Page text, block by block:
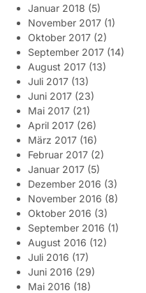
Januar 2018 (5)
November 2017 (1)
Oktober 2017 (2)
September 2017 (14)
August 2017 (13)
Juli 2017 (13)
Juni 2017 (23)
Mai 2017 (21)
April 2017 (26)
März 2017 (16)
Februar 2017 (2)
Januar 2017 (5)
Dezember 2016 (3)
November 2016 (8)
Oktober 2016 (3)
September 2016 (1)
August 2016 (12)
Juli 2016 (17)
Juni 2016 (29)
Mai 2016 (18)